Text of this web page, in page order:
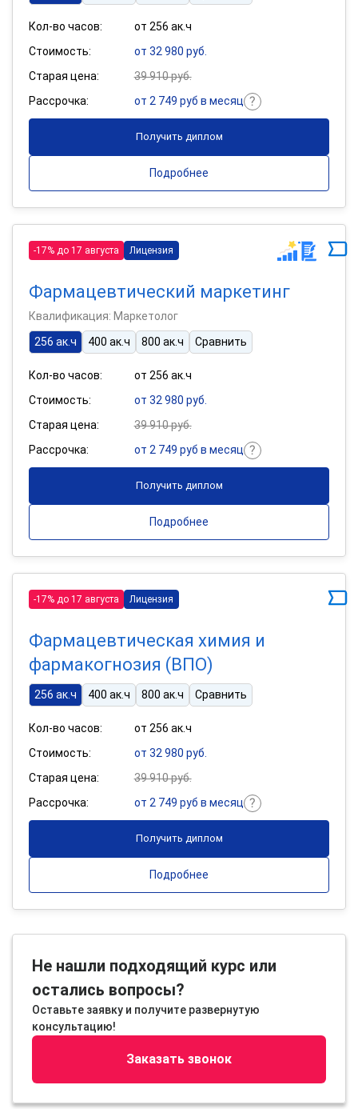
Кол-во часов:
от 256 ак.ч
Стоимость:
от 32 980 руб.
Старая цена:
39 910 руб.
Рассрочка:
от 2 749 руб в месяц
Получить диплом
Подробнее
-17% до 17 августа Лицензия
Фармацевтический маркетинг
Квалификация: Маркетолог
256 ак.ч
400 ак.ч 800 ак.ч Сравнить
Кол-во часов:
от 256 ак.ч
Стоимость:
от 32 980 руб.
Старая цена:
39 910 руб.
Рассрочка:
от 2 749 руб в месяц
Получить диплом
Подробнее
-17% до 17 августа Лицензия
Фармацевтическая химия и
фармакогнозия (ВПО)
256 ак.ч 400 ак.ч 800 ак.ч Сравнить
Кол-во часов:
от 256 ак.ч
Стоимость:
от 32 980 руб.
Старая цена:
39 910 руб.
Рассрочка:
от 2 749 руб в месяц
Получить диплом
Подробнее
Не нашли подходящий курс или
остались вопросы?
Оставьте заявку и получите развернутую
консультацию!
Заказать звонок